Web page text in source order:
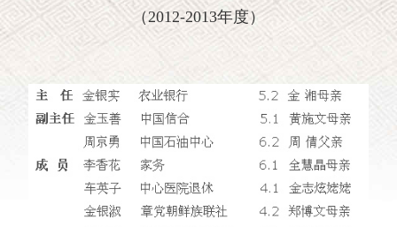
（2012-2013年度）